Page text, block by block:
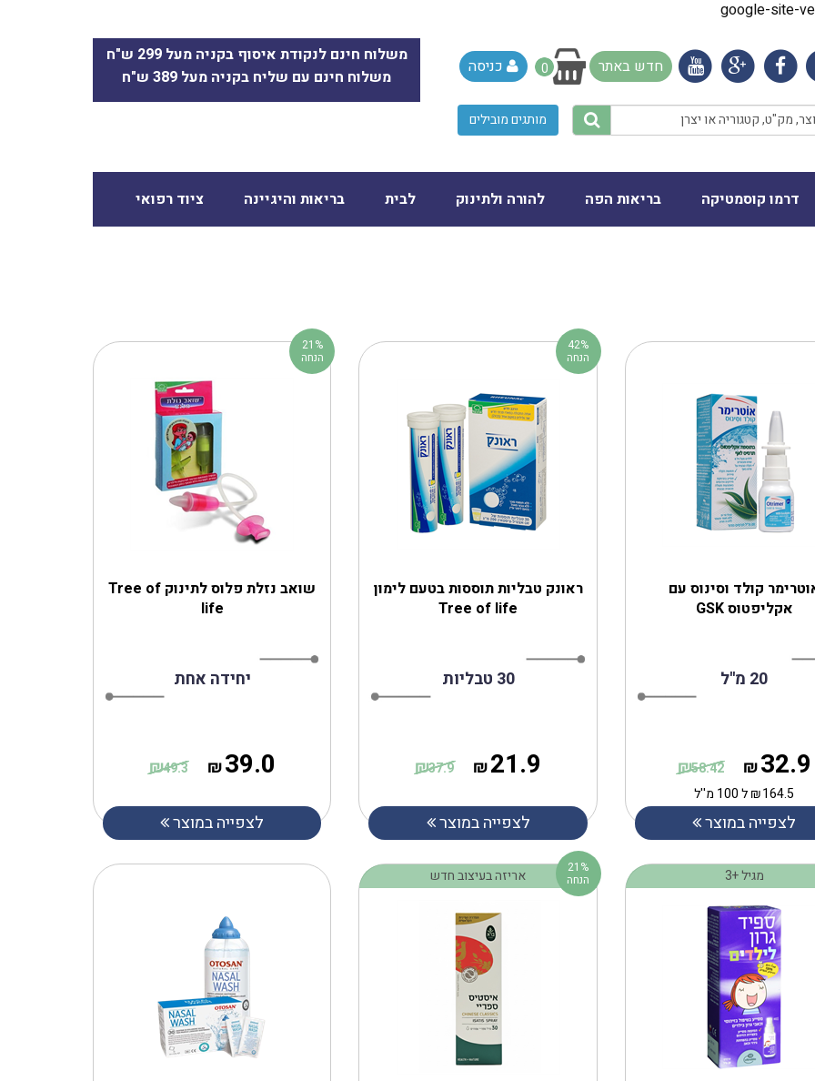
google-site-
משלוח חינם לנקודת איסוף בקניה מעל 299 ש"ח
משלוח חינם עם שליח בקניה מעל 389 ש"ח
חדש באתר 0 כניסה
מותגים מובילים
דרמו קוסמטיקה בריאות הפה להורה ולתינוק לבית בריאות והיגיינה ציוד רפואי
שואב נזלת פלוס לתינוק Tree of
life
יחידה אחת
39.0
₪
49.3
₪
לצפייה במוצר
21%
הנחה
ראונק טבליות תוססות בטעם לימון
Tree of life
30 טבליות
21.9
₪
37.9
₪
לצפייה במוצר
42%
הנחה
קולד וסינוס עם
אקליפטוס GSK
20 מ''ל
32.9
₪
58.42
₪
164.5
₪ל 100 מ''ל
לצפייה במוצר
אריזה בעיצוב חדש 21%
הנחה מגיל +3